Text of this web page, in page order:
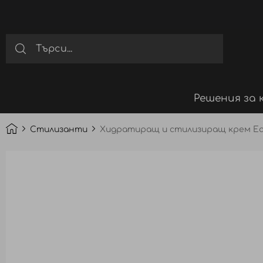
Решения за
Стилизанти Хидратиращ и стилизиращ крем